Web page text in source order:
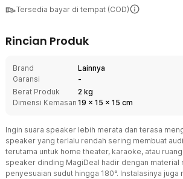
Tersedia bayar di tempat (COD)
Rincian Produk
Brand
Lainnya
Garansi
-
Berat Produk
2 kg
Dimensi Kemasan 19 x 15 x 15 cm
Ingin suara speaker lebih merata dan terasa
speaker yang terlalu rendah sering membuat
terutama untuk home theater, karaoke, atau
speaker dinding MagiDeal hadir dengan material
penyesuaian sudut hingga 180°. Instalasinya juga